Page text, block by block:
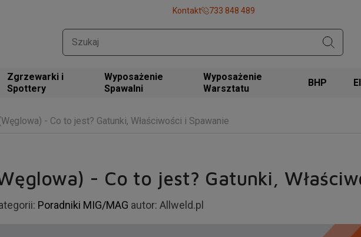
Kontakt 733 848 489
Zgrzewarki i
Spottery
Wyposażenie
Spawalni
Wyposażenie
Warsztatu
BHP
- Co to jest? Gatunki, Właściwości i Spawanie
- Co to jest? Gatunki,
Poradniki MIG/MAG autor: Allweld.pl